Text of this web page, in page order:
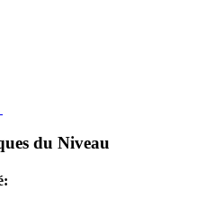
du Niveau